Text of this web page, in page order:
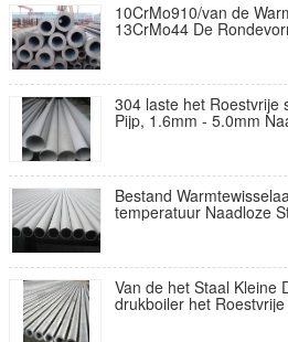
10CrMo910/van de
13CrMo44 De
304 laste het Roestvrije
Pijp, 1.6mm - 5.0mm
Bestand
temperatuur Naadloze
Van de het Staal Kleine
drukboiler het